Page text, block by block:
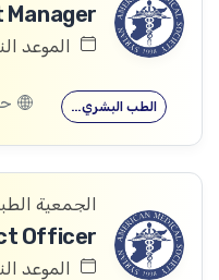
Manager
الموعد النهائي:
الطب البشري…
الجمعية
الموعد النهائي: